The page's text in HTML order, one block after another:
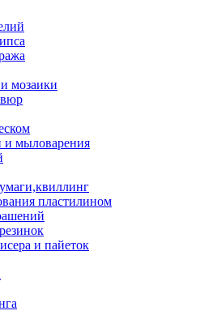
мозаики
мыловарения
пластилином
и пайеток